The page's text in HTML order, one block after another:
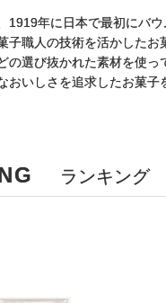
1919年に日本で最初にバ
子職人の技術を活かしたお
の選び抜かれた素材を使
おいしさを追求したお菓子
ランキング